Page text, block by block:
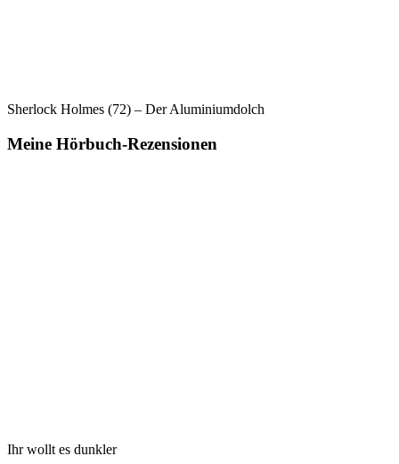
Sherlock Holmes (72) – Der Aluminiumdolch
Meine Hörbuch-Rezensionen
Ihr wollt es dunkler